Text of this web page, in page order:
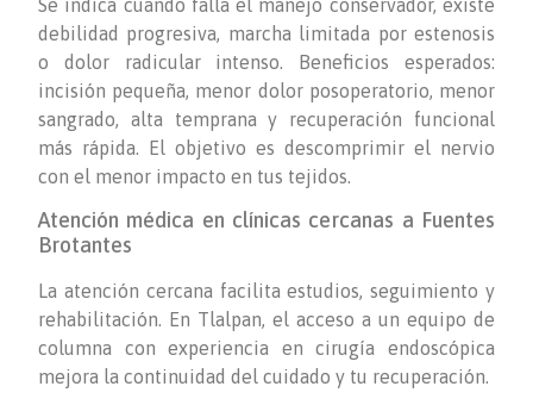
Se indica cuando falla el manejo conservador, existe
debilidad progresiva, marcha limitada por estenosis
o dolor radicular intenso. Beneficios esperados:
incisión pequeña, menor dolor posoperatorio, menor
sangrado, alta temprana y recuperación funcional
más rápida. El objetivo es descomprimir el nervio
con el menor impacto en tus tejidos.
Atención médica en clínicas cercanas a Fuentes
Brotantes
La atención cercana facilita estudios, seguimiento y
rehabilitación. En Tlalpan, el acceso a un equipo de
columna con experiencia en cirugía endoscópica
mejora la continuidad del cuidado y tu recuperación.